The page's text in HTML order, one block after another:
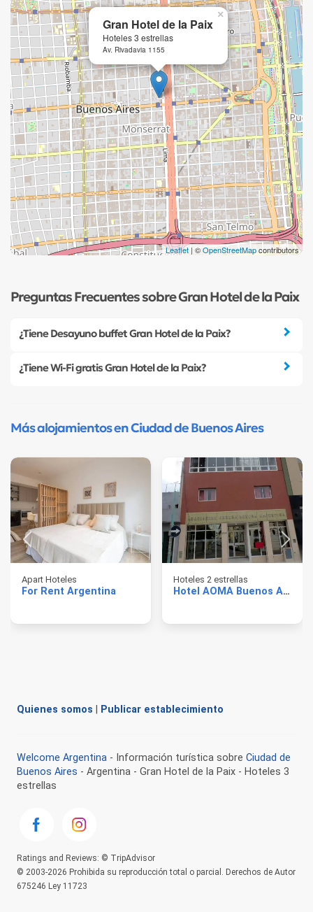
Gran Hotel de la Paix
Hoteles 3 estrellas
Av. Rivadavia 1155
×
Leaflet | ©OpenStreetMapcontributors
Preguntas Frecuentes sobre Gran Hotel de la Paix
¿Tiene Desayuno buffet Gran Hotel de la Paix?
¿Tiene Wi-Fi gratis Gran Hotel de la Paix?
Más alojamientos en Ciudad de Buenos Aires
Apart Hoteles
For Rent Argentina
Hoteles 2 estrellas
Hotel AOMA Buenos Aires
Quienes somos Publicar establecimiento
Welcome Argentina - Información turística sobre Ciudad de
Buenos Aires - Argentina - Gran Hotel de la Paix - Hoteles 3
estrellas
Ratings and Reviews: © TripAdvisor
© 2003-2026 Prohibida su reproducción total o parcial. Derechos de Autor
675246 Ley 11723